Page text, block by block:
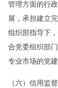
管理方面的行
展，承担建立
组织部指导下
合党委组织部
专业市场的党建
（六）信用监